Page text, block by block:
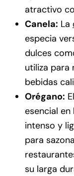
atractivo
Canela: La
especia
dulces
utiliza para
bebidas
Orégano: El
esencial
intenso y
para
su larga